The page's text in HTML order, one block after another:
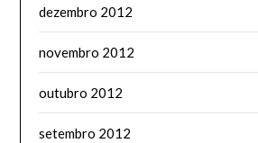
dezembro 2012
novembro 2012
outubro 2012
setembro 2012